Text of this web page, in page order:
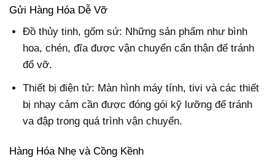
Gửi Hàng Hóa Dễ Vỡ
Đồ thủy tinh, gốm sứ: Những sản phẩm như bình
hoa, chén, đĩa được vận chuyển cẩn thận để tránh
đổ vỡ.
Thiết bị điện tử: Màn hình máy tính, tivi và các thiết
bị nhạy cảm cần được đóng gói kỹ lưỡng để tránh
va đập trong quá trình vận chuyển.
Hàng Hóa Nhẹ và Cồng Kềnh